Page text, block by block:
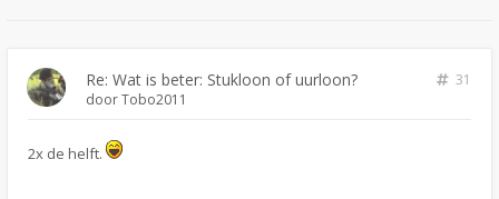
Re: Wat is beter: Stukloon of uurloon?
31
doorTobo2011
2x de helft.